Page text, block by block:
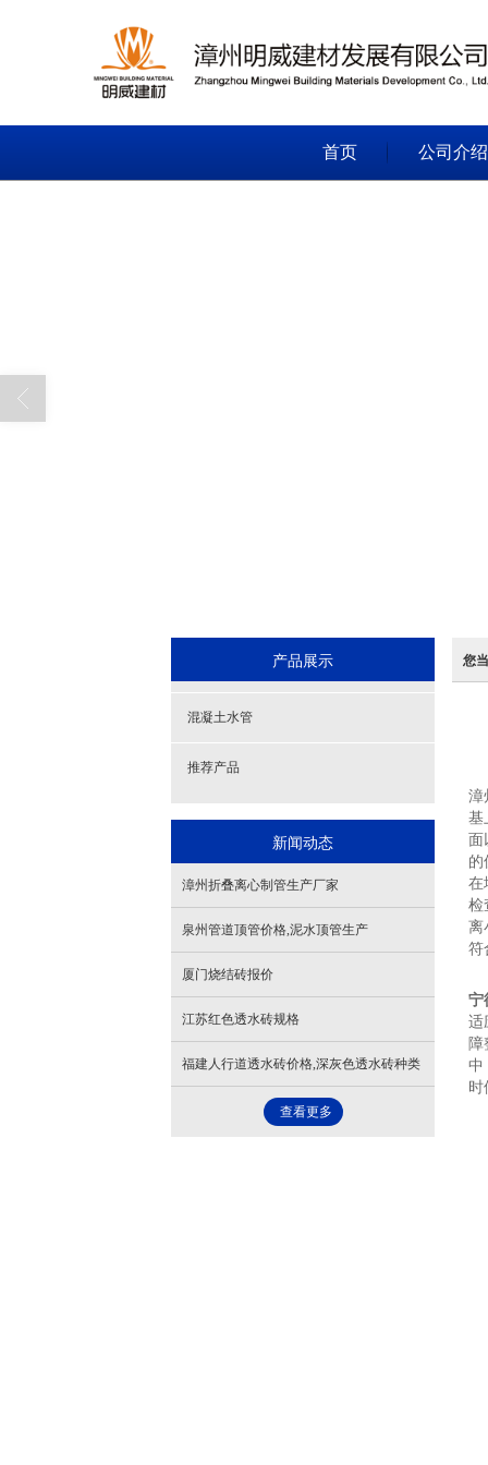
首页 公司介绍
您
漳
基
面
的
在
检
离
符
宁
适
中
时
产品展示
混凝土水管
推荐产品
新闻动态
漳州折叠离心制管生产厂家
泉州管道顶管价格,泥水顶管生产
厦门烧结砖报价
江苏红色透水砖规格
福建人行道透水砖价格,深灰色透水砖种类
查看更多